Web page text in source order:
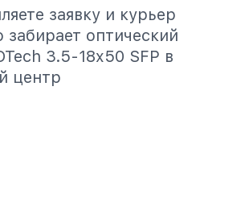
заявку и курьер
забирает оптический
3.5-18x50 SFP в
центр